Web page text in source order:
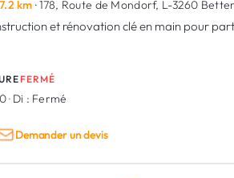
7.2 km · 178, Route de Mondorf, L-3260
et rénovation clé en main pour
FERMÉ
· Di : Fermé
Demander un devis